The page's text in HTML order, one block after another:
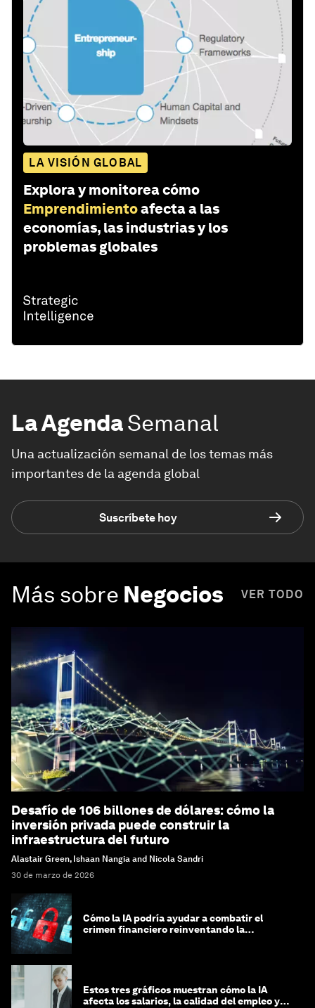
LA VISIÓN GLOBAL
Explora y monitorea cómo
Emprendimientoafecta a las
economías, las industrias y los
problemas globales
La AgendaSemanal
Una actualización semanal de los temas más
importantes de la agenda global
Suscríbete hoy
Más sobre Negocios VER TODO
Desafío de 106 billones de dólares: cómo la
inversión privada puede construir la
infraestructura del futuro
Alastair Green, Ishaan Nangia and Nicola Sandri
30 de marzo de 2026
Cómo la IA podría ayudar a combatir el
crimen financiero reinventando la
Estos tres gráficos muestran cómo la IA
afecta los salarios, la calidad del empleo y